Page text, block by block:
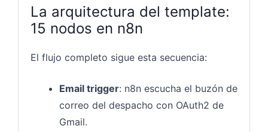
La arquitectura del template:
15 nodos en n8n
El flujo completo sigue esta secuencia:
Email trigger: n8n escucha el buzón de
correo del despacho con OAuth2 de
Gmail.